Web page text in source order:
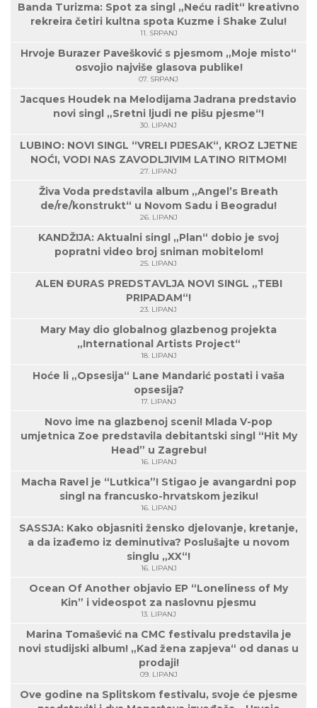
Banda Turizma: Spot za singl „Neću radit“ kreativno
rekreira četiri kultna spota Kuzme i Shake Zulu!
11. SRPANJ
Hrvoje Burazer Pavešković s pjesmom „Moje misto“
osvojio najviše glasova publike!
07. SRPANJ
Jacques Houdek na Melodijama Jadrana predstavio
novi singl „Sretni ljudi ne pišu pjesme“!
30. LIPANJ
LUBINO: NOVI SINGL “VRELI PIJESAK“, KROZ LJETNE
NOĆI, VODI NAS ZAVODLJIVIM LATINO RITMOM!
27. LIPANJ
Živa Voda predstavila album „Angel’s Breath
de/re/konstrukt“ u Novom Sadu i Beogradu!
26. LIPANJ
KANDŽIJA: Aktualni singl „Plan“ dobio je svoj
popratni video broj sniman mobitelom!
25. LIPANJ
ALEN ĐURAS PREDSTAVLJA NOVI SINGL „TEBI
PRIPADAM“!
23. LIPANJ
Mary May dio globalnog glazbenog projekta
„International Artists Project“
18. LIPANJ
Hoće li „Opsesija“ Lane Mandarić postati i vaša
opsesija?
17. LIPANJ
Novo ime na glazbenoj sceni! Mlada V-pop
umjetnica Zoe predstavila debitantski singl “Hit My
Head” u Zagrebu!
16. LIPANJ
Macha Ravel je “Lutkica”! Stigao je avangardni pop
singl na francusko-hrvatskom jeziku!
16. LIPANJ
SASSJA: Kako objasniti žensko djelovanje, kretanje,
a da izađemo iz deminutiva? Poslušajte u novom
singlu „XX“!
16. LIPANJ
Ocean Of Another objavio EP “Loneliness of My
Kin” i videospot za naslovnu pjesmu
13. LIPANJ
Marina Tomašević na CMC festivalu predstavila je
novi studijski album! „Kad žena zapjeva“ od danas u
prodaji!
09. LIPANJ
Ove godine na Splitskom festivalu, svoje će pjesme